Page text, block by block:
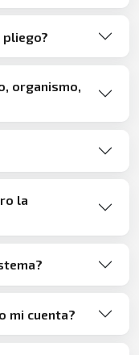
organismo,
la
mi cuenta?